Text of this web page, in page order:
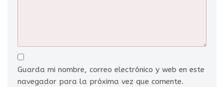
Guarda mi nombre, correo electrónico y web en este
navegador para la próxima vez que comente.